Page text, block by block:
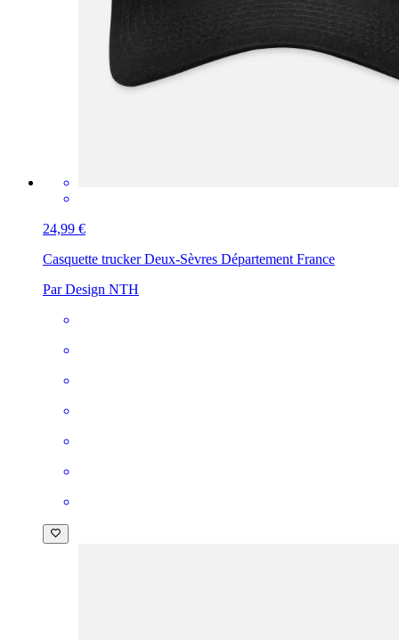
24,99 €
Casquette truckerDeux-Sèvres Département France
Par Design NTH